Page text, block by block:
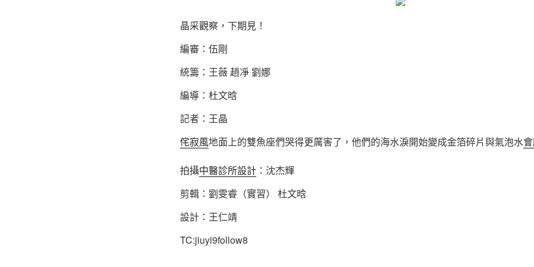
晶采觀察，下期見！
編審：伍剛
統籌：王薇 趙凈 劉娜
編導：杜文晗
記者：王晶
侘寂風地面上的雙魚座們哭得更厲害了，他們的海水淚開始變成金箔碎片與氣泡水
拍攝中醫診所設計 ：沈杰輝
剪輯：劉雯睿（實習） 杜文晗
設計：王仁靖
TC:jiuyi9follow8